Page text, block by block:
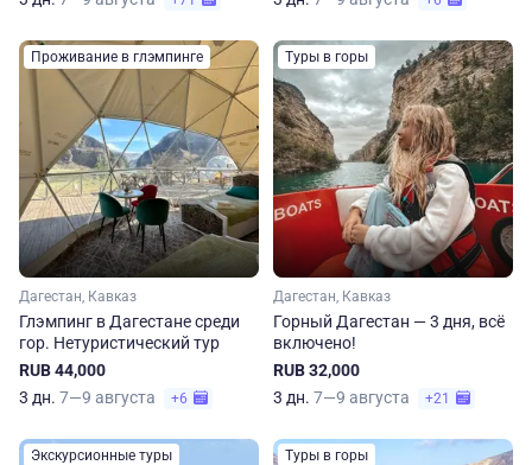
Проживание в глэмпинге
Дагестан, Кавказ
Глэмпинг в Дагестане среди
гор. Нетуристический тур
RUB 44,000
3 дн. 7—9 августа +6
Туры в горы
Дагестан, Кавказ
Горный Дагестан — 3 дня, всё
включено!
RUB 32,000
3 дн. 7—9 августа +21
Экскурсионные туры Туры в горы